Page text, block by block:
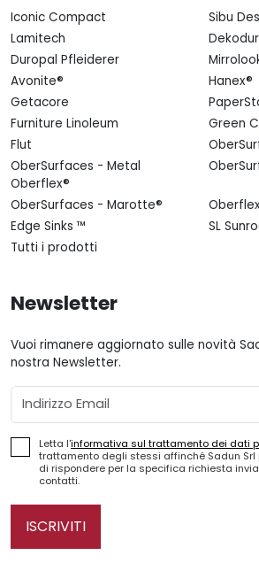
Iconic Compact
Sibu
Lamitech
Dekodur
Duropal Pfleiderer
Avonite®
Hanex®
Getacore
Furniture Linoleum
Green
Flut
OberSurfaces - Metal
Oberflex®
OberSurfaces - Marotte®
Edge Sinks ™
SL
Tutti i prodotti
Newsletter
Vuoi rimanere aggiornato sulle novità
nostra Newsletter.
Email
Letta l'informativa sul trattamento dei dati
trattamento degli stessi affinché Sadun
di rispondere per la specifica richiesta
contatti.
ISCRIVITI